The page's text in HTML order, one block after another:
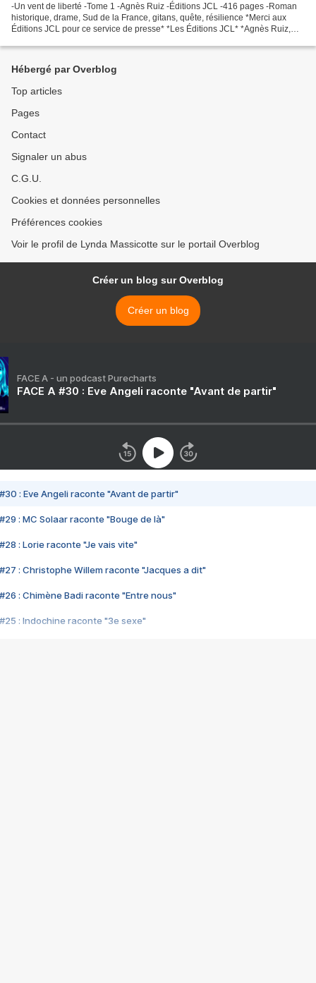
-Un vent de liberté -Tome 1 -Agnès Ruiz -Éditions JCL -416 pages -Roman
historique, drame, Sud de la France, gitans, quête, résilience *Merci aux
Éditions JCL pour ce service de presse* *Les Éditions JCL* *Agnès Ruiz,
Hébergé par Overblog
Top articles
Pages
Contact
Signaler un abus
C.G.U.
Cookies et données personnelles
Préférences cookies
Voir le profil de Lynda Massicotte sur le portail Overblog
Créer un blog sur Overblog
Créer un blog
FACE A - un podcast Purecharts
FACE A #30 : Eve Angeli raconte "Avant de partir"
#30 : Eve Angeli raconte "Avant de partir"
#29 : MC Solaar raconte "Bouge de là"
#28 : Lorie raconte "Je vais vite"
#27 : Christophe Willem raconte "Jacques a dit"
#26 : Chimène Badi raconte "Entre nous"
#25 : Indochine raconte "3e sexe"